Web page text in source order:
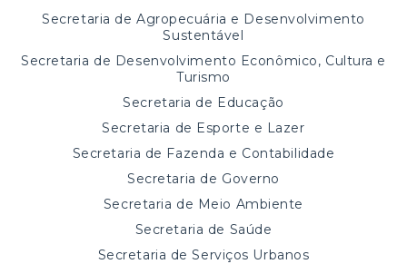
Secretaria de Agropecuária e Desenvolvimento
Sustentável
Secretaria de Desenvolvimento Econômico, Cultura e
Turismo
Secretaria de Educação
Secretaria de Esporte e Lazer
Secretaria de Fazenda e Contabilidade
Secretaria de Governo
Secretaria de Meio Ambiente
Secretaria de Saúde
Secretaria de Serviços Urbanos